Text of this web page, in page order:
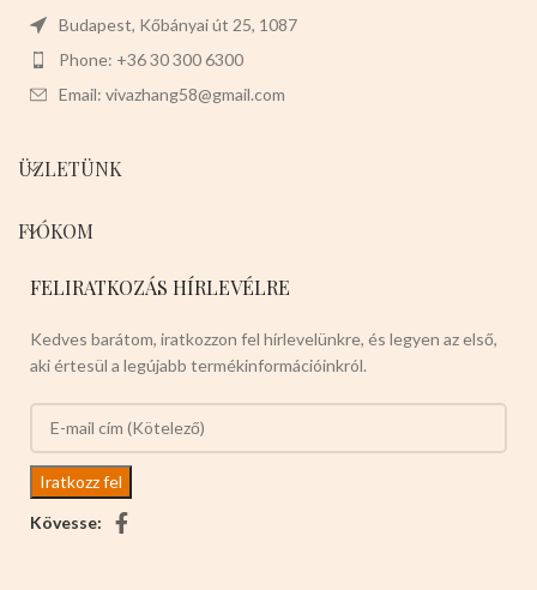
Budapest, Kőbányai út 25, 1087
Phone: +36 30 300 6300
Email: vivazhang58@gmail.com
ÜZLETÜNK
FIÓKOM
FELIRATKOZÁS HÍRLEVÉLRE
Kedves barátom, iratkozzon fel hírlevelünkre, és legyen az első,
aki értesül a legújabb termékinformációinkról.
Kövesse: